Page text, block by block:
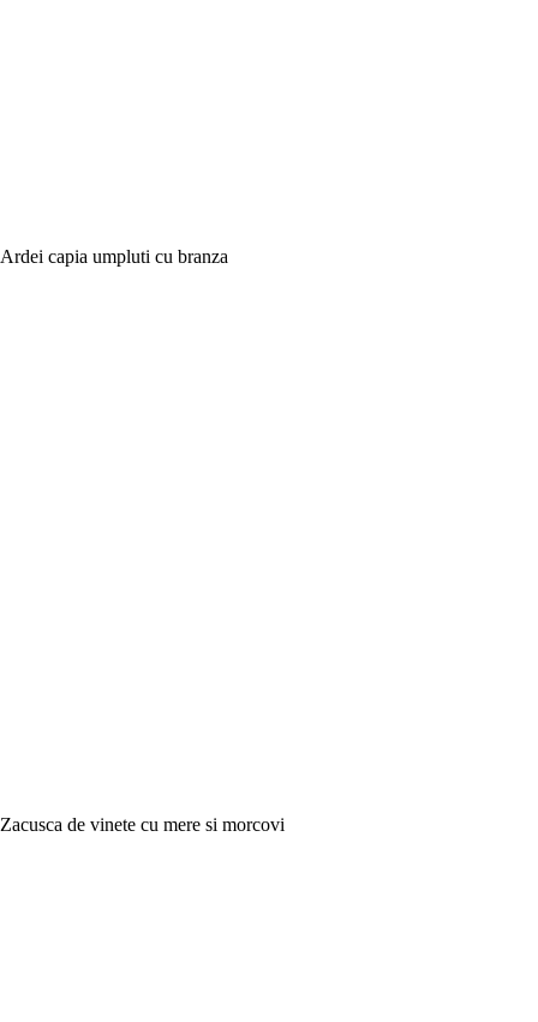
Ardei capia umpluti cu branza
Zacusca de vinete cu mere si morcovi